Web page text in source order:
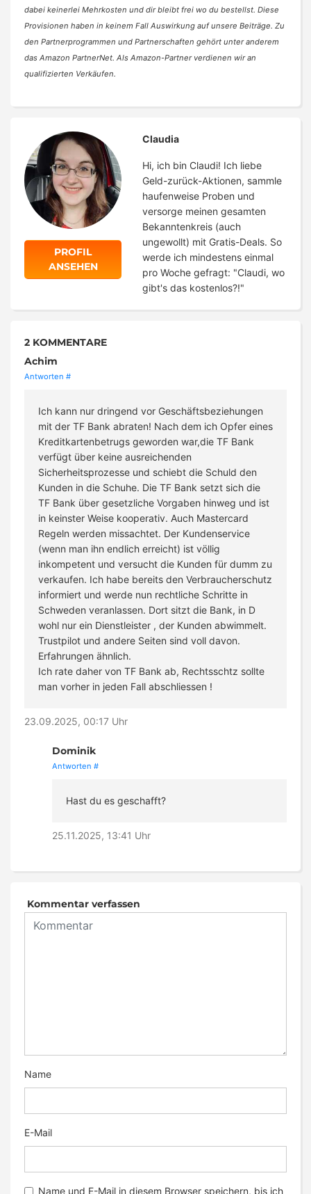
dabei keinerlei Mehrkosten und dir bleibt frei wo du bestellst. Diese
Provisionen haben in keinem Fall Auswirkung auf unsere Beiträge. Zu
den Partnerprogrammen und Partnerschaften gehört unter anderem
das Amazon PartnerNet. Als Amazon-Partner verdienen wir an
qualifizierten Verkäufen.
PROFIL
ANSEHEN
Claudia
Hi, ich bin Claudi! Ich liebe
Geld-zurück-Aktionen, sammle
haufenweise Proben und
versorge meinen gesamten
Bekanntenkreis (auch
ungewollt) mit Gratis-Deals. So
werde ich mindestens einmal
pro Woche gefragt: "Claudi, wo
gibt's das kostenlos?!"
2 KOMMENTARE
Achim
Antworten #
Ich kann nur dringend vor Geschäftsbeziehungen
mit der TF Bank abraten! Nach dem ich Opfer eines
Kreditkartenbetrugs geworden war,die TF Bank
verfügt über keine ausreichenden
Sicherheitsprozesse und schiebt die Schuld den
Kunden in die Schuhe. Die TF Bank setzt sich die
TF Bank über gesetzliche Vorgaben hinweg und ist
in keinster Weise kooperativ. Auch Mastercard
Regeln werden missachtet. Der Kundenservice
(wenn man ihn endlich erreicht) ist völlig
inkompetent und versucht die Kunden für dumm zu
verkaufen. Ich habe bereits den Verbraucherschutz
informiert und werde nun rechtliche Schritte in
Schweden veranlassen. Dort sitzt die Bank, in D
wohl nur ein Dienstleister , der Kunden abwimmelt.
Trustpilot und andere Seiten sind voll davon.
Erfahrungen ähnlich.
Ich rate daher von TF Bank ab, Rechtsschtz sollte
man vorher in jeden Fall abschliessen !
23.09.2025, 00:17 Uhr
Dominik
Antworten #
Hast du es geschafft?
25.11.2025, 13:41 Uhr
Kommentar verfassen
Name
E-Mail
Name und E-Mail in diesem Browser speichern, bis ich